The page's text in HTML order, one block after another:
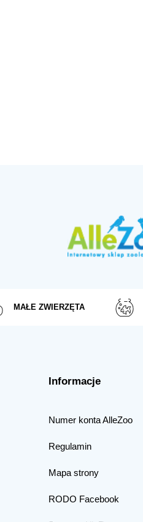
MAŁE ZWIERZĘTA
Informacje
Numer konta AlleZoo
Regulamin
Mapa strony
RODO Facebook